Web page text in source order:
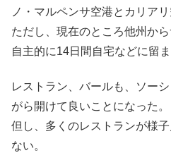
ノ・マルペンサ空港とカリア
ただし、現在のところ他州か
自主的に14日間自宅などに留
レストラン、バールも、ソー
がら開けて良いことになった。
但し、多くのレストランが様
ない。